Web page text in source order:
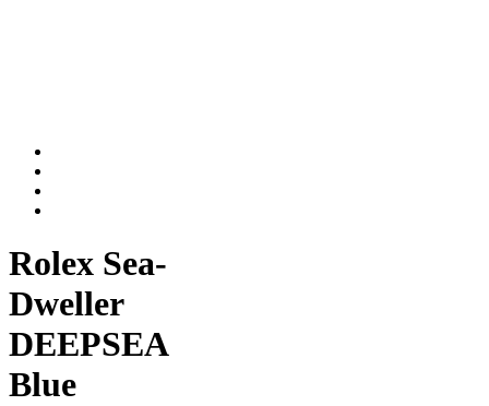
Rolex Sea-
Dweller
DEEPSEA
Blue